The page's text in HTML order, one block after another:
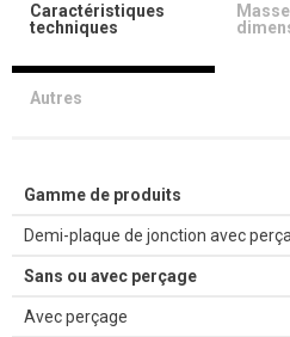
Caractéristiques
techniques
Autres
Gamme de produits
Demi-plaque de jonction avec
Sans ou avec perçage
Avec perçage